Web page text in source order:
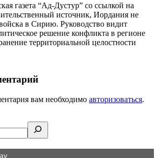
газета “Ад-Дустур” со ссылкой на
источник, Иордания не
в Сирию. Руководство видит
решение конфликта в регионе
территориальной целостности
вам необходимо авторизоваться.